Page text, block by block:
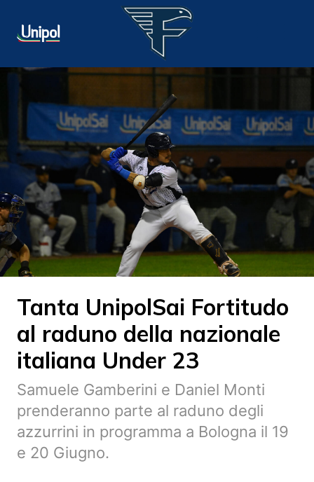
Tanta UnipolSai Fortitudo
al raduno della nazionale
italiana Under 23
Samuele Gamberini e Daniel Monti
prenderanno parte al raduno degli
azzurrini in programma a Bologna il 19
e 20 Giugno.